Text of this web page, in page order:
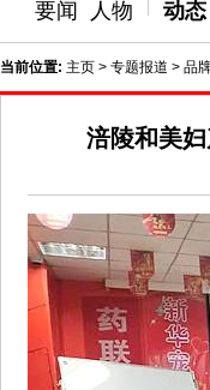
要闻
人物
动态
当前位置: 主页 > 专题报道 > 品
涪陵和美